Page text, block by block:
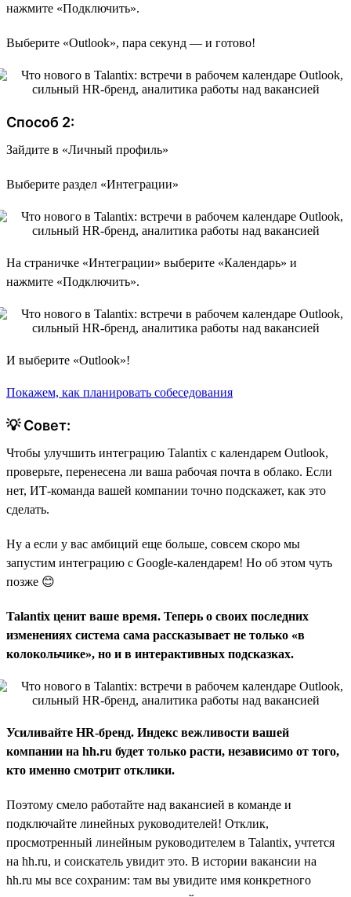
нажмите «Подключить».
Выберите «Outlook», пара секунд — и готово!
Способ 2:
Зайдите в «Личный профиль»
Выберите раздел «Интеграции»
На страничке «Интеграции» выберите «Календарь» и
нажмите «Подключить».
И выберите «Outlook»!
Покажем, как планировать собеседования
💡 Совет:
Чтобы улучшить интеграцию Talantix с календарем Outlook,
проверьте, перенесена ли ваша рабочая почта в облако. Если
нет, ИТ-команда вашей компании точно подскажет, как это
сделать.
Ну а если у вас амбиций еще больше, совсем скоро мы
запустим интеграцию с Google-календарем! Но об этом чуть
позже 😊
Talantix ценит ваше время. Теперь о своих последних
изменениях система сама рассказывает не только «в
колокольчике», но и в интерактивных подсказках.
Усиливайте HR-бренд. Индекс вежливости вашей
компании на hh.ru будет только расти, независимо от того,
кто именно смотрит отклики.
Поэтому смело работайте над вакансией в команде и
подключайте линейных руководителей! Отклик,
просмотренный линейным руководителем в Talantix, учтется
на hh.ru, и соискатель увидит это. В истории вакансии на
hh.ru мы все сохраним: там вы увидите имя конкретного